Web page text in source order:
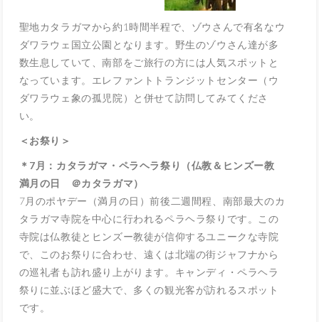
聖地カタラガマから約1時間半程で、ゾウさんで有名なウ
ダワラウェ国立公園となります。野生のゾウさん達が多
数生息していて、南部をご旅行の方には人気スポットと
なっています。エレファントトランジットセンター（ウ
ダワラウェ象の孤児院）と併せて訪問してみてくださ
い。
＜お祭り＞
＊7月：カタラガマ・ペラヘラ祭り（仏教＆ヒンズー教
満月の日 ＠カタラガマ）
7月のポヤデー（満月の日）前後二週間程、南部最大のカ
タラガマ寺院を中心に行われるペラヘラ祭りです。この
寺院は仏教徒とヒンズー教徒が信仰するユニークな寺院
で、このお祭りに合わせ、遠くは北端の街ジャフナから
の巡礼者も訪れ盛り上がります。キャンディ・ペラヘラ
祭りに並ぶほど盛大で、多くの観光客が訪れるスポット
です。